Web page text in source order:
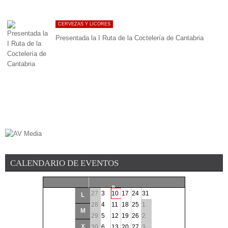
CERVEZAS Y LICORES
Presentada la I Ruta de la Coctelería de Cantabria
CALENDARIO DE EVENTOS
«
<
L
M
X
27
28
29
3
4
5
10
11
12
17
18
19
24
25
26
31
1
2